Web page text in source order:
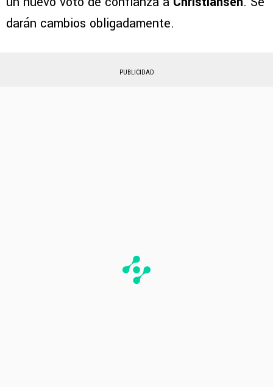
darán cambios obligadamente.
PUBLICIDAD